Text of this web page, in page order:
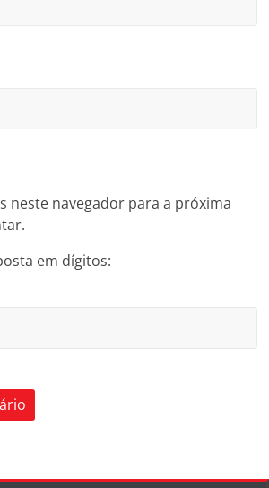
neste navegador para a próxima
em dígitos: